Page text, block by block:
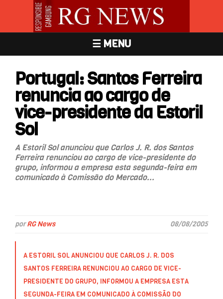
☰ MENU
Portugal: Santos Ferreira
renuncia ao cargo de
vice-presidente da Estoril
Sol
A Estoril Sol anunciou que Carlos J. R. dos Santos
Ferreira renunciou ao cargo de vice-presidente do
grupo, informou a empresa esta segunda-feira em
comunicado à Comissão do Mercado...
porRG News 08/08/2005
A ESTORIL SOL ANUNCIOU QUE CARLOS J. R. DOS
SANTOS FERREIRA RENUNCIOU AO CARGO DE VICE-
PRESIDENTE DO GRUPO, INFORMOU A EMPRESA ESTA
SEGUNDA-FEIRA EM COMUNICADO À COMISSÃO DO